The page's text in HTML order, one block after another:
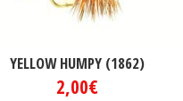
YELLOW HUMPY (1862)
2,00€